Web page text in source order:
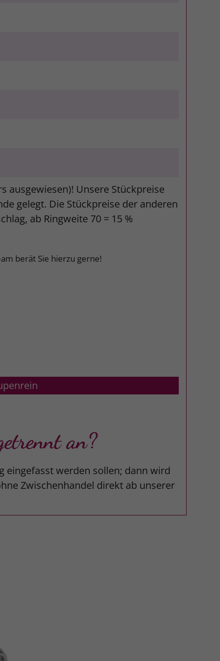
ausgewiesen)! Unsere Stückpreise
gelegt. Die Stückpreise der anderen
ab Ringweite 70 = 15 %
berät Sie hierzu gerne!
an?
eingefasst werden sollen; dann wird
Zwischenhandel direkt ab unserer